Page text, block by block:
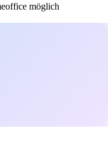
möglich